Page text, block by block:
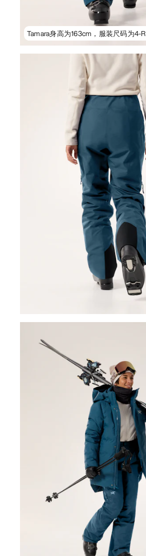
Tamara身高为163cm，服装尺码为4-R